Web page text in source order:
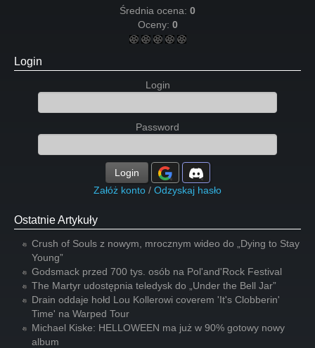
Średnia ocena: 0
Oceny: 0
Login
Login
Password
Login
Załóż konto / Odzyskaj hasło
Ostatnie Artykuły
Crush of Souls z nowym, mrocznym wideo do „Dying to Stay
Young”
Godsmack przed 700 tys. osób na Pol'and'Rock Festival
The Martyr udostępnia teledysk do „Under the Bell Jar”
Drain oddaje hołd Lou Kollerowi coverem 'It's Clobberin'
Time' na Warped Tour
Michael Kiske: HELLOWEEN ma już w 90% gotowy nowy
album